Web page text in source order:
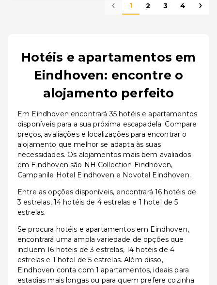
1 2 3 4
Hotéis e apartamentos em
Eindhoven: encontre o
alojamento perfeito
Em Eindhoven encontrará 35 hotéis e apartamentos
disponíveis para a sua próxima escapadela. Compare
preços, avaliações e localizações para encontrar o
alojamento que melhor se adapta às suas
necessidades. Os alojamentos mais bem avaliados
em Eindhoven são NH Collection Eindhoven,
Campanile Hotel Eindhoven e Novotel Eindhoven.
Entre as opções disponíveis, encontrará 16 hotéis de
3 estrelas, 14 hotéis de 4 estrelas e 1 hotel de 5
estrelas.
Se procura hotéis e apartamentos em Eindhoven,
encontrará uma ampla variedade de opções que
incluem 16 hotéis de 3 estrelas, 14 hotéis de 4
estrelas e 1 hotel de 5 estrelas. Além disso,
Eindhoven conta com 1 apartamentos, ideais para
estadias mais longas ou para quem prefere cozinha